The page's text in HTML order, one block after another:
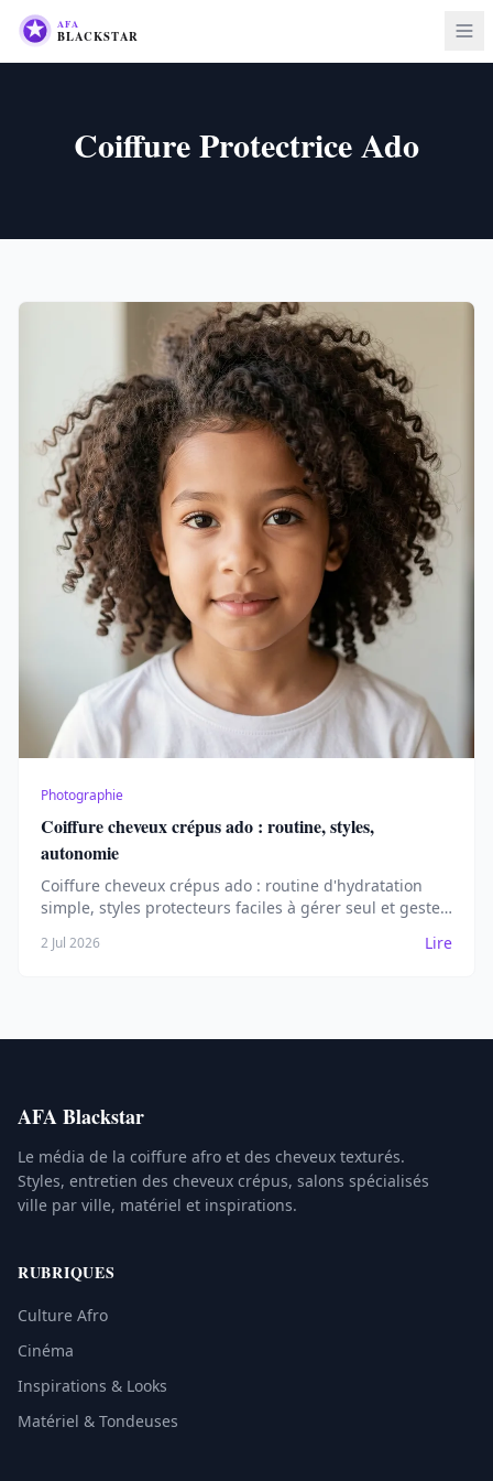
Coiffure Protectrice Ado
Photographie
Coiffure cheveux crépus ado : routine, styles,
autonomie
Coiffure cheveux crépus ado : routine d'hydratation
simple, styles protecteurs faciles à gérer seul et gestes
2 Jul 2026 Lire
AFA Blackstar
Le média de la coiffure afro et des cheveux texturés.
Styles, entretien des cheveux crépus, salons spécialisés
ville par ville, matériel et inspirations.
RUBRIQUES
Culture Afro
Cinéma
Inspirations & Looks
Matériel & Tondeuses